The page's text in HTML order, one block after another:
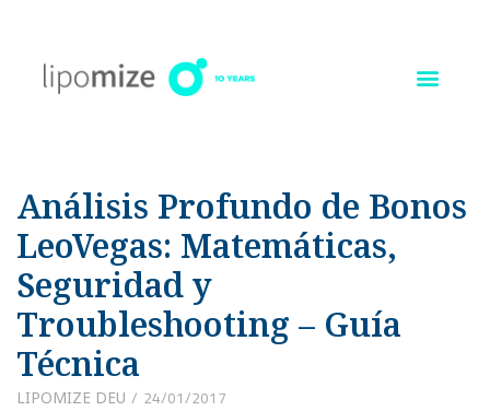
Análisis Profundo de Bonos
LeoVegas: Matemáticas,
Seguridad y
Troubleshooting – Guía
Técnica
LIPOMIZE DEU 24/01/2017